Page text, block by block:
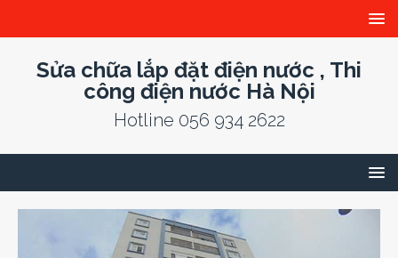
Sửa chữa lắp đặt điện nước , Thi
công điện nước Hà Nội
Hotline 056 934 2622